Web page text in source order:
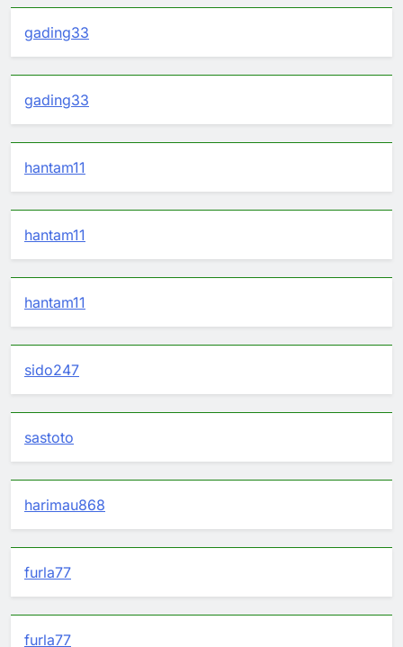
gading33
gading33
hantam11
hantam11
hantam11
sido247
sastoto
harimau868
furla77
furla77